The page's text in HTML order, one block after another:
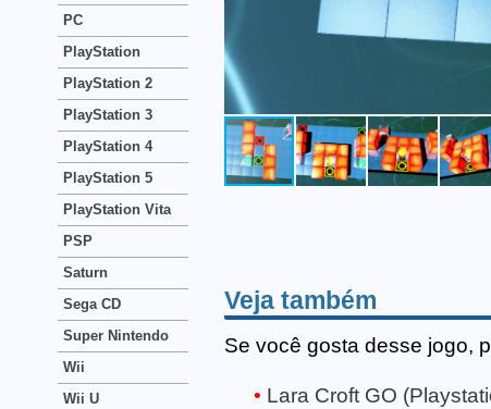
Veja também
Se você gosta desse jogo,
Lara Croft GO
PC
PlayStation
PlayStation 2
PlayStation 3
PlayStation 4
PlayStation 5
PlayStation Vita
PSP
Saturn
Sega CD
Super Nintendo
Wii
Wii U